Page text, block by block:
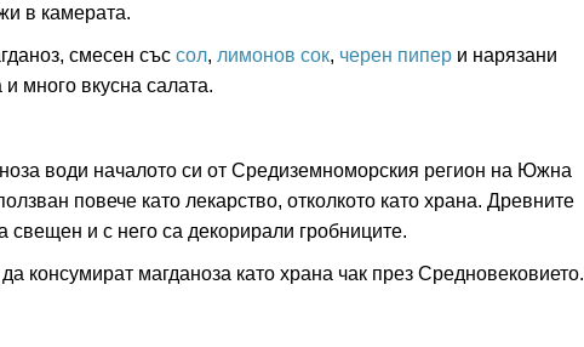
в камерата.
смесен със сол, лимонов сок, черен пипер и нарязани
и много вкусна салата.
води началото си от Средиземноморския регион на Южна
повече като лекарство, отколкото като храна. Древните
свещен и с него са декорирали гробниците.
консумират магданоза като храна чак през Средновековието.